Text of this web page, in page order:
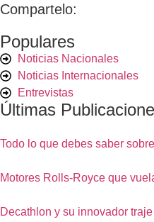
Compartelo:
Populares
Noticias Nacionales
Noticias Internacionales
Entrevistas
Últimas
Todo lo que debes saber
Motores Rolls-Royce que
Decathlon y su innovador